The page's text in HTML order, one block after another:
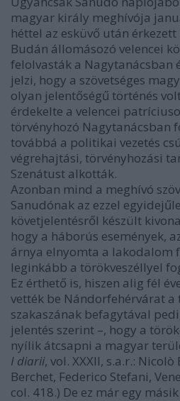
magyar király meghívója
héttel az esküvő után
Budán állomásozó velencei
felolvasták a Nagytanácsban
jelzi, hogy a szövetséges
olyan jelentőségű történés
érdekelte a velencei
törvényhozó Nagytanácsban
továbbá a politikai vezetés
végrehajtási, törvényhozási
Szenátust alkották.
Azonban mind a meghívó
Sanudónak az ezzel
követjelentésről készült
hogy a háborús események,
árnya elnyomta a lakodalom
leginkább a törökveszéllyel
Ez érthető is, hiszen alig fél
vették be Nándorfehérvárat a
szakaszának befagytával
jelentés szerint –, hogy a
nyílik átcsapni a magyar
I diarii, vol. XXXII, s.a.r.:
Berchet, Federico Stefani,
col. 418.) De ez már egy